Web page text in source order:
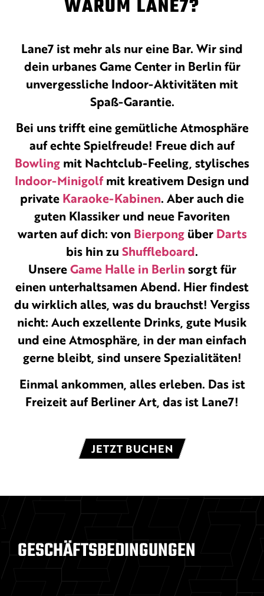
WARUM LANE7?
Lane7 ist mehr als nur eine Bar. Wir sind
dein urbanes Game Center in Berlin für
unvergessliche Indoor-Aktivitäten mit
Spaß-Garantie.
Bei uns trifft eine gemütliche Atmosphäre
auf echte Spielfreude! Freue dich auf
Bowling mit Nachtclub-Feeling, stylisches
Indoor-Minigolfmit kreativem Design und
private Karaoke-Kabinen. Aber auch die
guten Klassiker und neue Favoriten
warten auf dich: von Bierpongüber Darts
bis hin zu Shuffleboard.
UnsereGame Halle in Berlin sorgt für
einen unterhaltsamen Abend. Hier findest
du wirklich alles, was du brauchst! Vergiss
nicht: Auch exzellente Drinks, gute Musik
und eine Atmosphäre, in der man einfach
gerne bleibt, sind unsere Spezialitäten!
Einmal ankommen, alles erleben. Das ist
Freizeit auf Berliner Art, das ist Lane7!
JETZT BUCHEN
GESCHÄFTSBEDINGUNGEN